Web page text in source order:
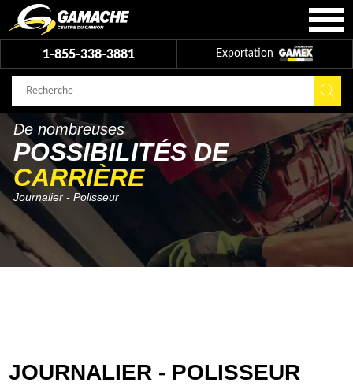
1-855-338-3881 Exportation
De nombreuses
POSSIBILITÉS DE
CARRIÈRE
Journalier - Polisseur
JOURNALIER - POLISSEUR